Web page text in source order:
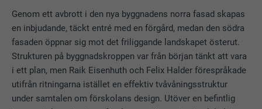
Genom ett avbrott i den nya byggnadens norra fasad skapas
en inbjudande, täckt entré med en förgård, medan den södra
fasaden öppnar sig mot det friliggande landskapet österut.
Strukturen på byggnadskroppen var från början tänkt att vara
i ett plan, men Raik Eisenhuth och Felix Halder förespråkade
utifrån ritningarna istället en effektiv tvåvåningsstruktur
under samtalen om förskolans design. Utöver en befintlig